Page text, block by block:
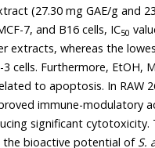
(27.30 mg GAE/g and
7, and B16 cells, IC50
extracts, whereas the
cells. Furthermore, EtOH,
to apoptosis. In RAW
immune-modulatory
significant cytotoxicity.
bioactive potential of S.